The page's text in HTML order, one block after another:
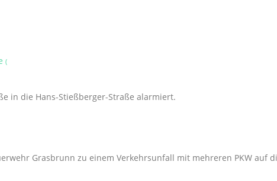
(
in die Hans-Stießberger-Straße alarmiert.
Grasbrunn zu einem Verkehrsunfall mit mehreren PKW auf